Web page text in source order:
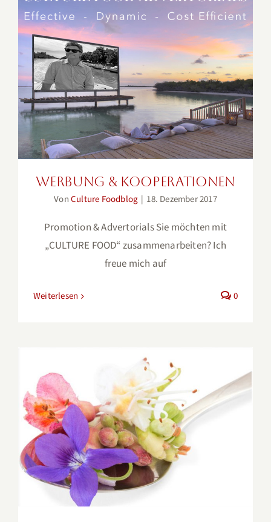
Werbung & Kooperationen
Werbung & Kooperationen
VonCulture Foodblog | 18. Dezember 2017
Promotion & Advertorials Sie möchten mit
„CULTURE FOOD“ zusammenarbeiten? Ich
freue mich auf
Weiterlesen 0
Kostbare Kräuterblüten